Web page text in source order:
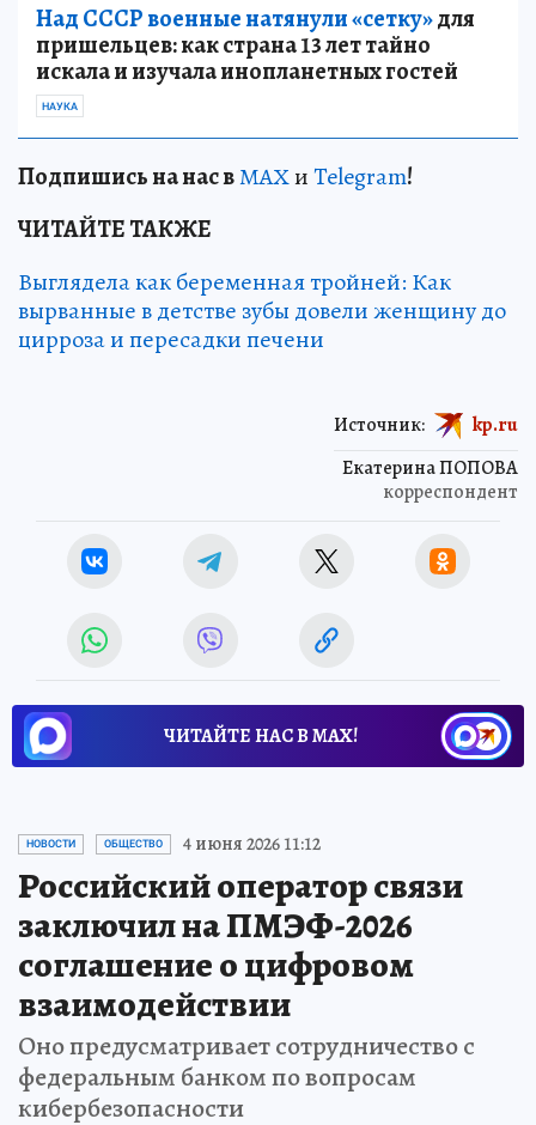
Над СССР военные натянули «сетку»для
пришельцев: как страна 13 лет тайно
искала и изучала инопланетных гостей
НАУКА
Подпишись на нас вМАХиTelegram!
ЧИТАЙТЕ ТАКЖЕ
Выглядела как беременная тройней: Как
вырванные в детстве зубы довели женщину до
цирроза и пересадки печени
Екатерина ПОПОВА
корреспондент
Источник: kp.ru
ЧИТАЙТЕ НАС В МАХ!
НОВОСТИ ОБЩЕСТВО 4 июня 2026 11:12
Российский оператор связи
заключил на ПМЭФ-2026
соглашение о цифровом
взаимодействии
Оно предусматривает сотрудничество с
федеральным банком по вопросам
кибербезопасности